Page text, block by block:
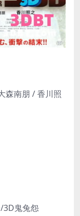
森南朋 / 香川照
鬼兔怨